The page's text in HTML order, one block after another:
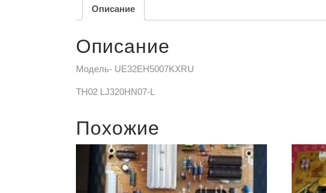
Описание
Описание
Модель- UE32EH5007KXRU
TH02 LJ320HN07-L
Похожие